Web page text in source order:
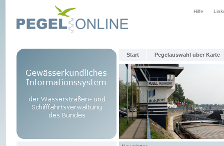
Hilfe
Start Pegelauswahl über Karte